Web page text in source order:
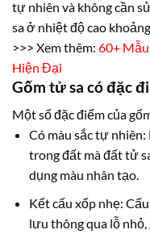
tự nhiên và không cần
sa ở nhiệt độ cao
>>> Xem thêm: 60+
Hiện Đại
Gốm tử sa có đặc
Một số đặc điểm của
Có màu sắc tự
trong đất mà đất tử
dụng màu nhân tạo.
Kết cấu xốp nhẹ:
lưu thông qua lỗ nhỏ,